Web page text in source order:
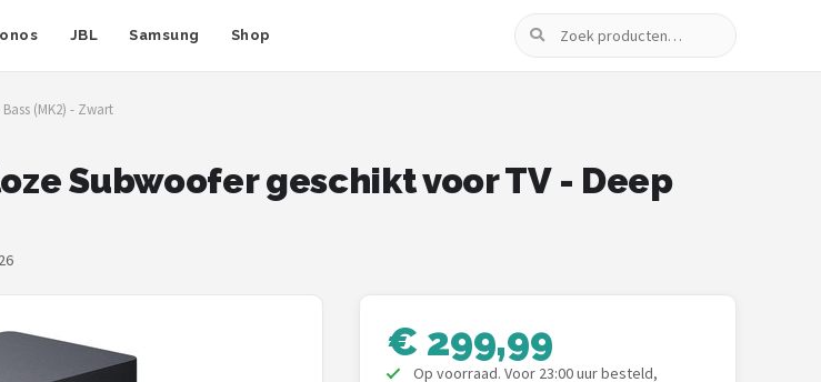
JBL Samsung Shop
Zoeken
(MK2) - Zwart
Subwoofer geschikt voor TV - Deep
€ 299,99
Op voorraad. Voor 23:00 uur besteld,